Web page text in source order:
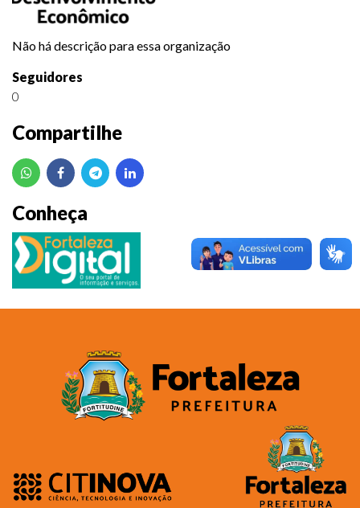
Não há descrição para essa organização
Seguidores
0
Compartilhe
Conheça